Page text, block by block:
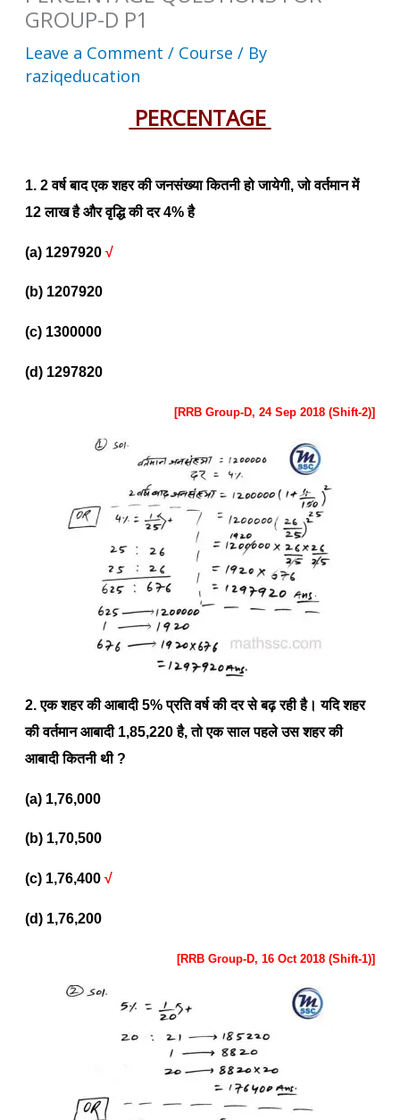
GROUP-D P1
Leave a Comment / Course / By
raziqeducation
PERCENTAGE
1. 2 वर्ष बाद एक शहर की जनसंख्या कितनी हो जायेगी, जो वर्तमान में
12 लाख है और वृद्धि की दर 4% है
(a) 1297920√
(b) 1207920
(c) 1300000
(d) 1297820
[RRB Group-D, 24 Sep 2018 (Shift-2)]
2. एक शहर की आबादी 5% प्रति वर्ष की दर से बढ़ रही है। यदि शहर
की वर्तमान आबादी 1,85,220 है, तो एक साल पहले उस शहर की
आबादी कितनी थी ?
(a) 1,76,000
(b) 1,70,500
(c) 1,76,400√
(d) 1,76,200
[RRB Group-D, 16 Oct 2018 (Shift-1)]